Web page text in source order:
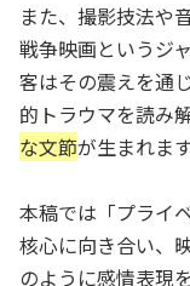
また、撮影技法や
戦争映画というジ
客はその震えを通
的トラウマを読み
な文節が生まれます
本稿では「プライ
核心に向き合い、
のように感情表現